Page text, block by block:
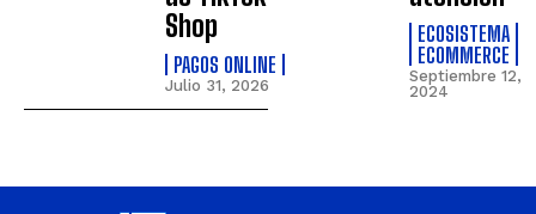
Shop
PAGOS ONLINE
Julio 31, 2026
ECOSISTEMA
ECOMMERCE
Septiembre 12,
2024